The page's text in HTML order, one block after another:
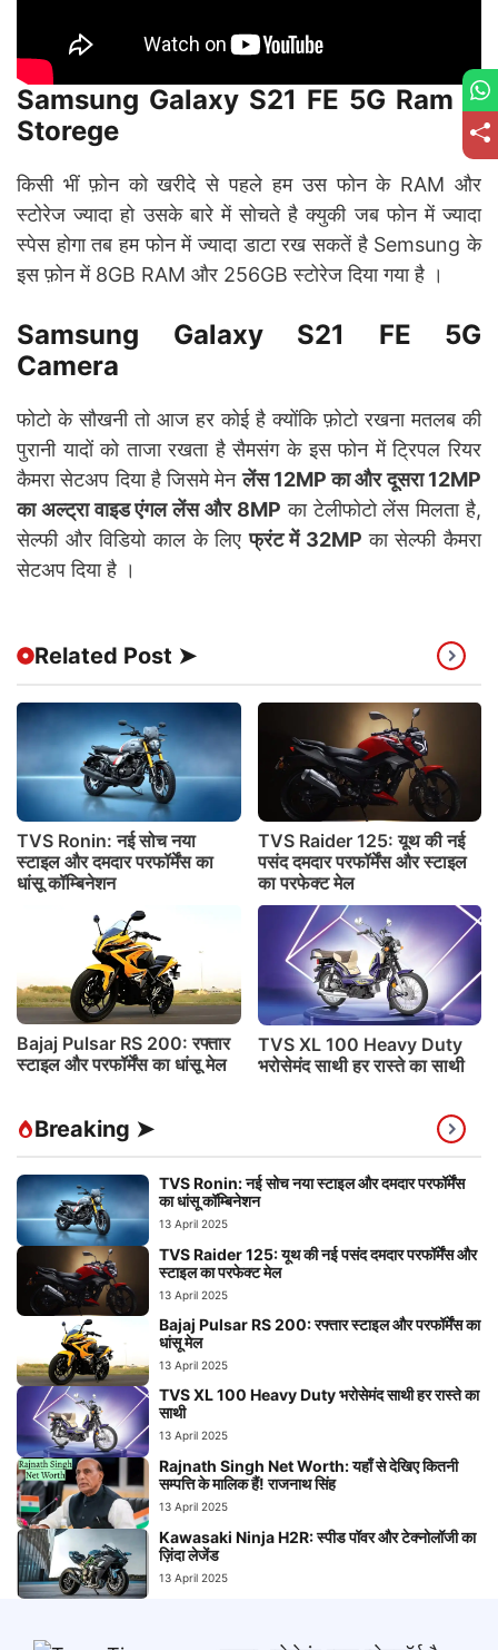
Samsung Galaxy S21 FE 5G Ram &
Storege
किसी भीं फ़ोन को खरीदे से पहले हम उस फोन के RAM और
स्टोरेज ज्यादा हो उसके बारे में सोचते है क्युकी जब फोन में ज्यादा
स्पेस होगा तब हम फोन में ज्यादा डाटा रख सकतें है Semsung के
इस फ़ोन में 8GB RAM और 256GB स्टोरेज दिया गया है ।
Samsung Galaxy S21 FE 5G
Camera
फोटो के सौखनी तो आज हर कोई है क्योंकि फ़ोटो रखना मतलब की
पुरानी यादों को ताजा रखता है सैमसंग के इस फोन में ट्रिपल रियर
कैमरा सेटअप दिया है जिसमे मेनलेंस 12MP का और दूसरा 12MP
का अल्ट्रा वाइड एंगल लेंस और 8MP का टेलीफोटो लेंस मिलता है,
सेल्फी और विडियो काल के लिएफ्रंट में 32MPका सेल्फी कैमरा
सेटअप दिया है ।
Related Post ➤
TVS Ronin: नई सोच नया
स्टाइल और दमदार परफॉर्मेंस का
धांसू कॉम्बिनेशन
TVS Raider 125: यूथ की नई
पसंद दमदार परफॉर्मेंस और स्टाइल
का परफेक्ट मेल
Bajaj Pulsar RS 200: रफ्तार
स्टाइल और परफॉर्मेंस का धांसू मेल
TVS XL 100 Heavy Duty
भरोसेमंद साथी हर रास्ते का साथी
Breaking ➤
TVS Ronin: नई सोच नया स्टाइल और दमदार परफॉर्मेंस
का धांसू कॉम्बिनेशन
13 April 2025
TVS Raider 125: यूथ की नई पसंद दमदार परफॉर्मेंस और
स्टाइल का परफेक्ट मेल
13 April 2025
Bajaj Pulsar RS 200: रफ्तार स्टाइल और परफॉर्मेंस का
धांसू मेल
13 April 2025
TVS XL 100 Heavy Duty भरोसेमंद साथी हर रास्ते का
साथी
13 April 2025
Rajnath Singh Net Worth: यहाँ से देखिए कितनी
सम्पत्ति के मालिक हैं! राजनाथ सिंह
13 April 2025
Kawasaki Ninja H2R: स्पीड पॉवर और टेक्नोलॉजी का
ज़िंदा लेजेंड
13 April 2025